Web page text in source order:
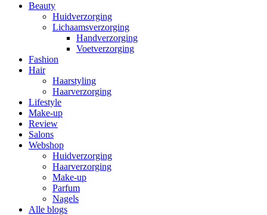
Beauty
Huidverzorging
Lichaamsverzorging
Handverzorging
Voetverzorging
Fashion
Hair
Haarstyling
Haarverzorging
Lifestyle
Make-up
Review
Salons
Webshop
Huidverzorging
Haarverzorging
Make-up
Parfum
Nagels
Alle blogs